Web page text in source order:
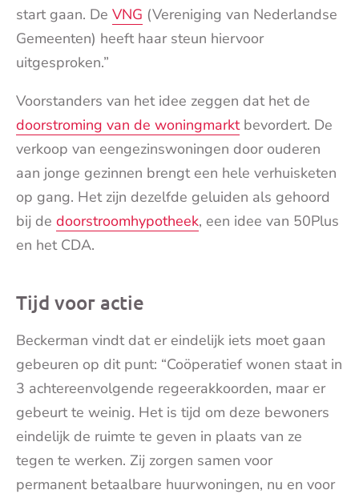
start gaan. De VNG (Vereniging van Nederlandse
Gemeenten) heeft haar steun hiervoor
uitgesproken.”
Voorstanders van het idee zeggen dat het de
doorstroming van de woningmarktbevordert. De
verkoop van eengezinswoningen door ouderen
aan jonge gezinnen brengt een hele verhuisketen
op gang. Het zijn dezelfde geluiden als gehoord
bij de doorstroomhypotheek, een idee van 50Plus
en het CDA.
Tijd voor actie
Beckerman vindt dat er eindelijk iets moet gaan
gebeuren op dit punt: “Coöperatief wonen staat in
3 achtereenvolgende regeerakkoorden, maar er
gebeurt te weinig. Het is tijd om deze bewoners
eindelijk de ruimte te geven in plaats van ze
tegen te werken. Zij zorgen samen voor
permanent betaalbare huurwoningen, nu en voor